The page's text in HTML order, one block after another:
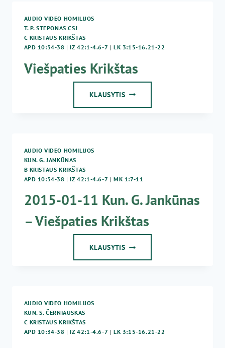
AUDIO VIDEO HOMILIJOS
T. P. STEPONAS CSJ
C KRISTAUS KRIKŠTAS
APD 10:34-38 |IZ 42:1-4.6-7 | LK 3:15-16.21-22
Viešpaties Krikštas
KLAUSYTISVIEŠPATIES
AUDIO VIDEO HOMILIJOS
KUN. G. JANKŪNAS
B KRISTAUS KRIKŠTAS
APD 10:34-38 |IZ 42:1-4.6-7 | MK 1:7-11
2015-01-11 Kun. G. Jankūnas
– Viešpaties Krikštas
KLAUSYTIS2015-
KRIKŠTAS
AUDIO VIDEO HOMILIJOS
KUN. S. ČERNIAUSKAS
C KRISTAUS KRIKŠTAS
APD 10:34-38 |IZ 42:1-4.6-7 | LK 3:15-16.21-22